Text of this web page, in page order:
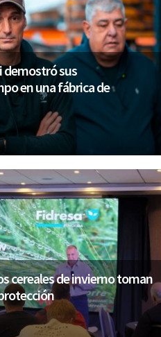
demostró sus
en una fábrica de
cereales de invierno toman